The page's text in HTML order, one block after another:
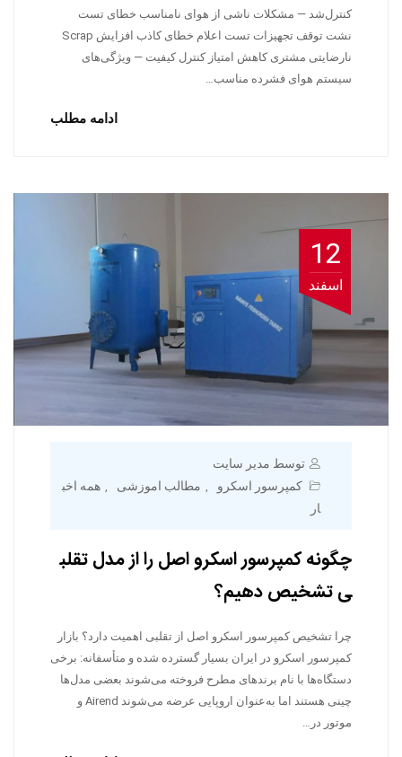
کنترل‌شد — مشکلات ناشی از هوای نامناسب خطای تست
نشت توقف تجهیزات تست اعلام خطای کاذب افزایش Scrap
نارضایتی مشتری کاهش امتیاز کنترل کیفیت — ویژگی‌های
سیستم هوای فشرده مناسب…
ادامه مطلب
12
اسفند
توسط مدیر سایت
کمپرسور اسکرو
, مطالب اموزشی , همه اخب
ار
چگونه کمپرسور اسکرو اصل را از مدل تقلب
ی تشخیص دهیم؟
چرا تشخیص کمپرسور اسکرو اصل از تقلبی اهمیت دارد؟ بازار
کمپرسور اسکرو در ایران بسیار گسترده شده و متأسفانه: برخی
دستگاه‌ها با نام برندهای مطرح فروخته می‌شوند بعضی مدل‌ها
چینی هستند اما به‌عنوان اروپایی عرضه می‌شوند Airend و
موتور در…